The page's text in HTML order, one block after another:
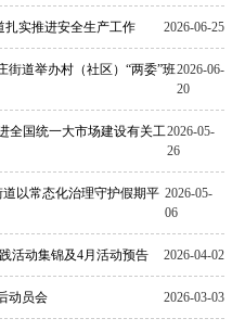
扎实推进安全生产工作 2026-06-25
街道举办村（社区）“两委”班2026-06-
20
全国统一大市场建设有关工2026-05-
26
以常态化治理守护假期平 2026-05-
06
活动集锦及4月活动预告 2026-04-02
动员会 2026-03-03